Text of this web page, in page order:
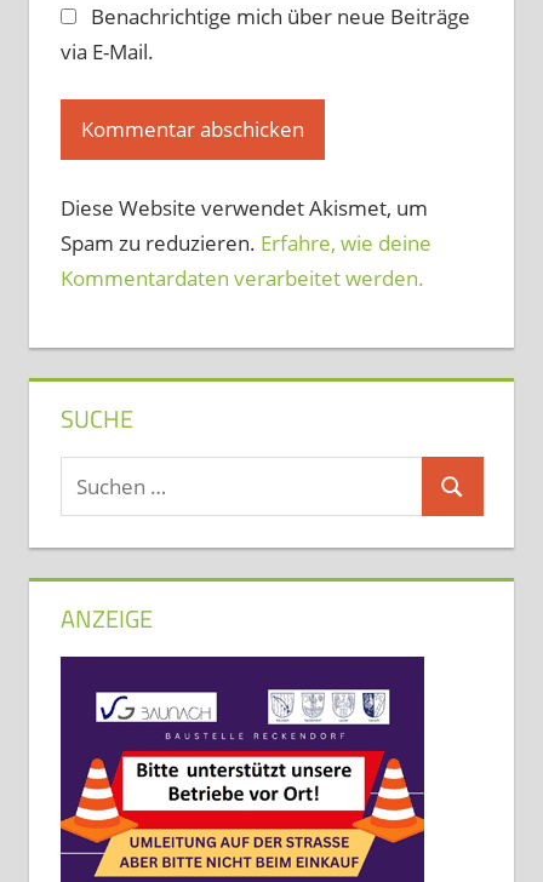
Benachrichtige mich über neue Beiträge
via E-Mail.
Diese Website verwendet Akismet, um
Spam zu reduzieren. Erfahre, wie deine
Kommentardaten verarbeitet werden.
SUCHE
Suchen
nach:
Suchen
ANZEIGE